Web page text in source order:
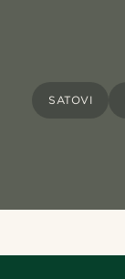
SATOVI